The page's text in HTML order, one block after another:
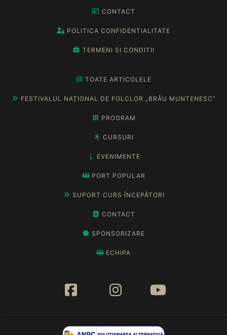
CONTACT
POLITICA CONFIDENTIALITATE
TERMENI SI CONDITII
TOATE ARTICOLELE
FESTIVALUL NAȚIONAL DE FOLCLOR „BRÂU MUNTENESC”
PROGRAM
CURSURI
EVENIMENTE
PORT POPULAR
SUPORT CURS ÎNCEPĂTORI
CONTACT
SPONSORIZARE
ECHIPA